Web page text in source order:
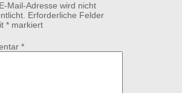
Mail-Adresse wird nicht
Erforderliche Felder
* markiert
*